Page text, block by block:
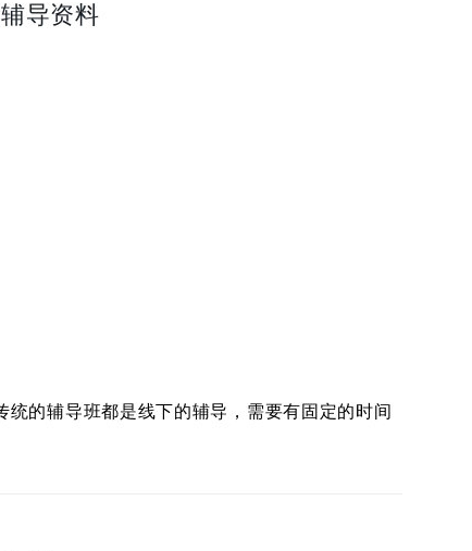
导资料
的辅导班都是线下的辅导，需要有固定的时间